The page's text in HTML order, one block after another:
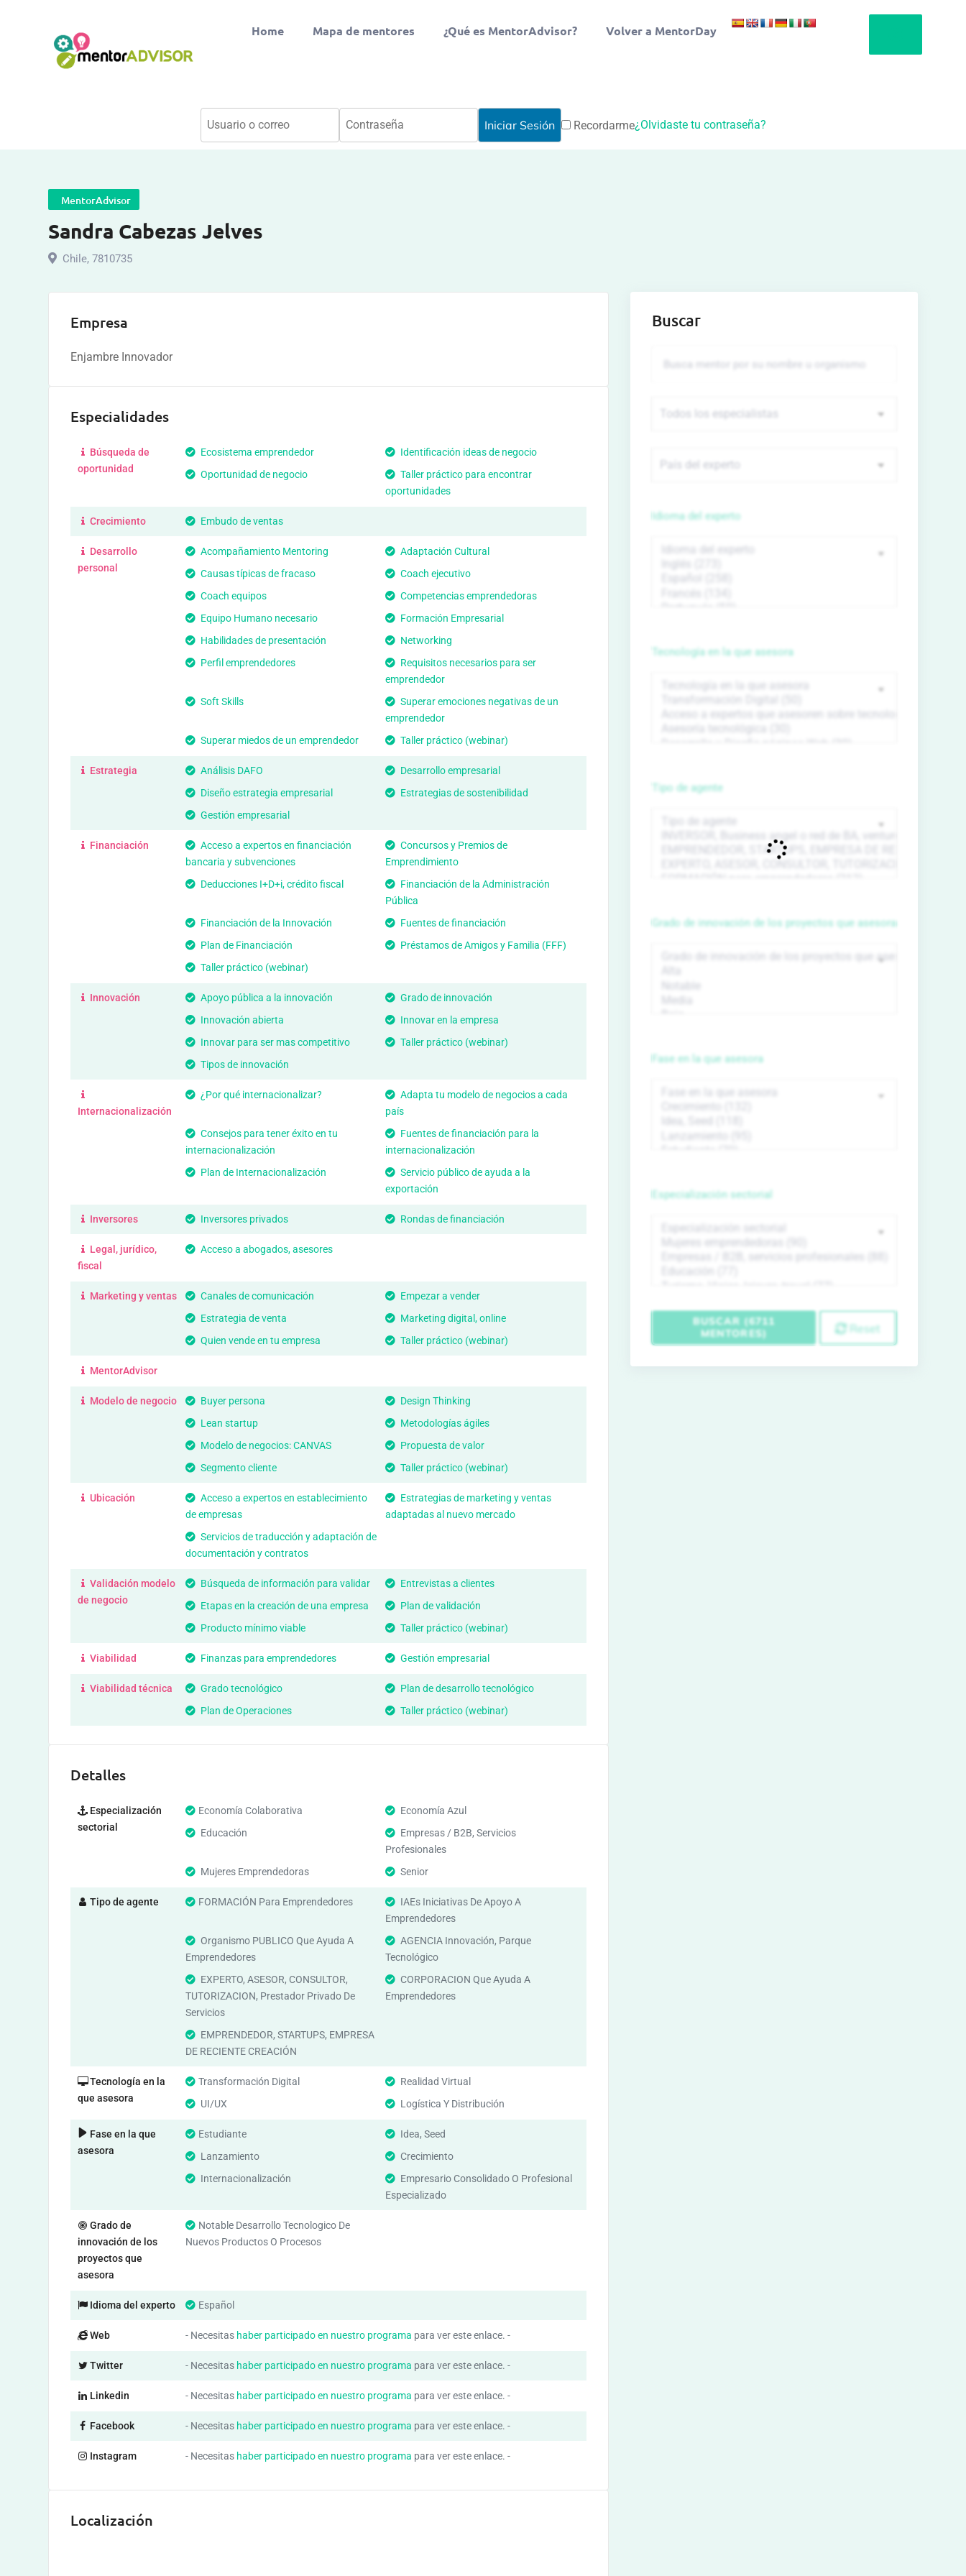
Home Mapa de mentores ¿Qué es MentorAdvisor? Volver a MentorDay
Recordarme¿Olvidaste tu contraseña?
MentorAdvisor
Sandra Cabezas Jelves
Chile, 7810735
Empresa
Enjambre Innovador
Especialidades
Búsqueda de
oportunidad
Ecosistema emprendedor
Identificación ideas de negocio
Oportunidad de negocio
Taller práctico para encontrar
oportunidades
Crecimiento Embudo de ventas
Desarrollo
personal
Acompañamiento Mentoring
Adaptación Cultural
Causas típicas de fracaso
Coach ejecutivo
Coach equipos
Competencias emprendedoras
Equipo Humano necesario
Formación Empresarial
Habilidades de presentación
Networking
Perfil emprendedores
Requisitos necesarios para ser
emprendedor
Soft Skills
Superar emociones negativas de un
emprendedor
Superar miedos de un emprendedor
Taller práctico (webinar)
Estrategia Análisis DAFO
Desarrollo empresarial
Diseño estrategia empresarial
Estrategias de sostenibilidad
Gestión empresarial
Financiación
Acceso a expertos en financiación
bancaria y subvenciones
Concursos y Premios de
Emprendimiento
Deducciones I+D+i, crédito fiscal
Financiación de la Administración
Pública
Financiación de la Innovación
Fuentes de financiación
Plan de Financiación
Préstamos de Amigos y Familia (FFF)
Taller práctico (webinar)
Innovación Apoyo pública a la innovación
Grado de innovación
Innovación abierta
Innovar en la empresa
Innovar para ser mas competitivo
Taller práctico (webinar)
Tipos de innovación
Internacionalización
¿Por qué internacionalizar?
Adapta tu modelo de negocios a cada
país
Consejos para tener éxito en tu
internacionalización
Fuentes de financiación para la
internacionalización
Plan de Internacionalización
Servicio público de ayuda a la
exportación
Inversores Inversores privados Rondas de financiación
Legal, jurídico,
fiscal
Acceso a abogados, asesores
Marketing y ventas Canales de comunicación
Empezar a vender
Estrategia de venta
Marketing digital, online
Quien vende en tu empresa
Taller práctico (webinar)
MentorAdvisor
Modelo de negocio Buyer persona
Design Thinking
Lean startup
Metodologías ágiles
Modelo de negocios: CANVAS
Propuesta de valor
Segmento cliente
Taller práctico (webinar)
Ubicación
Acceso a expertos en establecimiento
de empresas
Estrategias de marketing y ventas
adaptadas al nuevo mercado
Servicios de traducción y adaptación de
documentación y contratos
Validación modelo
de negocio
Búsqueda de información para validar
Entrevistas a clientes
Etapas en la creación de una empresa
Plan de validación
Producto mínimo viable
Taller práctico (webinar)
Viabilidad Finanzas para emprendedores Gestión empresarial
Viabilidad técnica Grado tecnológico
Plan de desarrollo tecnológico
Plan de Operaciones
Taller práctico (webinar)
Detalles
Especialización
sectorial
Economía Colaborativa
Economía Azul
Educación
Empresas / B2B, Servicios
Profesionales
Mujeres Emprendedoras
Senior
Tipo de agente FORMACIÓN Para Emprendedores
IAEs Iniciativas De Apoyo A
Emprendedores
Organismo PUBLICO Que Ayuda A
Emprendedores
AGENCIA Innovación, Parque
Tecnológico
EXPERTO, ASESOR, CONSULTOR,
TUTORIZACION, Prestador Privado De
Servicios
CORPORACION Que Ayuda A
Emprendedores
EMPRENDEDOR, STARTUPS, EMPRESA
DE RECIENTE CREACIÓN
Tecnología en la
que asesora
Transformación Digital
Realidad Virtual
UI/UX
Logística Y Distribución
Fase en la que
asesora
Estudiante
Idea, Seed
Lanzamiento
Crecimiento
Internacionalización
Empresario Consolidado O Profesional
Especializado
Grado de
innovación de los
proyectos que
asesora
Notable Desarrollo Tecnologico De
Nuevos Productos O Procesos
Idioma del experto Español
Web - Necesitas haber participado en nuestro programa para ver este enlace. -
Twitter - Necesitas haber participado en nuestro programa para ver este enlace. -
Linkedin - Necesitas haber participado en nuestro programa para ver este enlace. -
Facebook - Necesitas haber participado en nuestro programa para ver este enlace. -
Instagram - Necesitas haber participado en nuestro programa para ver este enlace. -
Localización
Buscar
Idioma del experto
Tecnología en la que asesora
Tipo de agente
Grado de innovación de los proyectos que asesora
Fase en la que asesora
Especialización sectorial
BUSCAR (6711
MENTORES)
Reset